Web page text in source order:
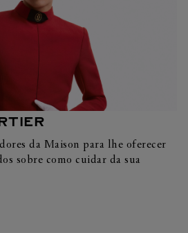
da Maison para lhe oferecer
sobre como cuidar da sua